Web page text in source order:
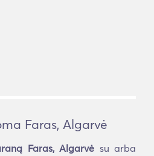
Faras, Algarvė
Faras, Algarvė su arba